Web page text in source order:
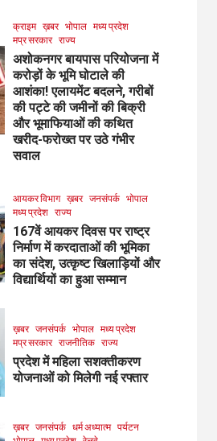
क्राइम ख़बर भोपाल मध्य प्रदेश
मप्र सरकार राज्य
अशोकनगर बायपास परियोजना में
करोड़ों के भूमि घोटाले की
आशंका! एलायमेंट बदलने, गरीबों
की पट्टे की जमीनों की बिक्री
और भूमाफियाओं की कथित
खरीद-फरोख्त पर उठे गंभीर
सवाल
आयकर विभाग ख़बर जनसंपर्क भोपाल
मध्य प्रदेश राज्य
167वें आयकर दिवस पर राष्ट्र
निर्माण में करदाताओं की भूमिका
का संदेश, उत्कृष्ट खिलाड़ियों और
विद्यार्थियों का हुआ सम्मान
ख़बर जनसंपर्क भोपाल मध्य प्रदेश
मप्र सरकार राजनीतिक राज्य
प्रदेश में महिला सशक्तीकरण
योजनाओं को मिलेगी नई रफ्तार
ख़बर जनसंपर्क धर्म अध्यात्म पर्यटन